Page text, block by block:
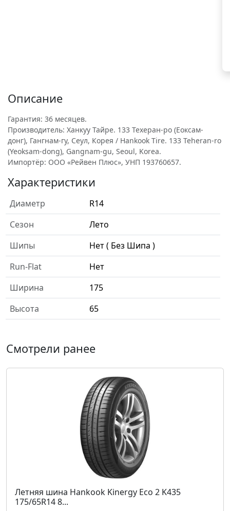
Описание
Гарантия: 36 месяцев.
Производитель: Ханкуу Тайре. 133 Техеран-ро (Еоксам-
донг), Гангнам-гу, Сеул, Корея / Hankook Tire. 133 Teheran-ro
(Yeoksam-dong), Gangnam-gu, Seoul, Korea.
Импортёр: ООО «Рейвен Плюс», УНП 193760657.
Характеристики
Диаметр
R14
Сезон
Лето
Шипы
Нет ( Без Шипа )
Run-Flat
Нет
Ширина
175
Высота
65
Смотрели ранее
Летняя шина Hankook Kinergy Eco 2 K435
175/65R14 8...